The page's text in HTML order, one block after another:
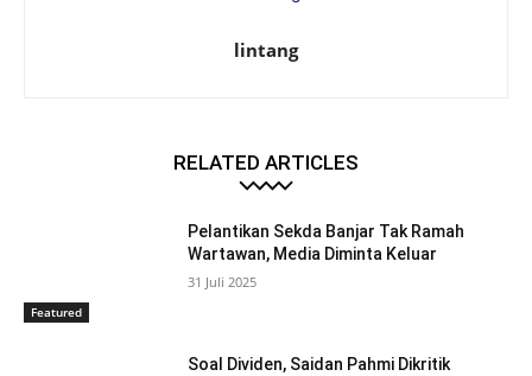
lintang
RELATED ARTICLES
Featured
Pelantikan Sekda Banjar Tak Ramah
Wartawan, Media Diminta Keluar
31 Juli 2025
Soal Dividen, Saidan Pahmi Dikritik